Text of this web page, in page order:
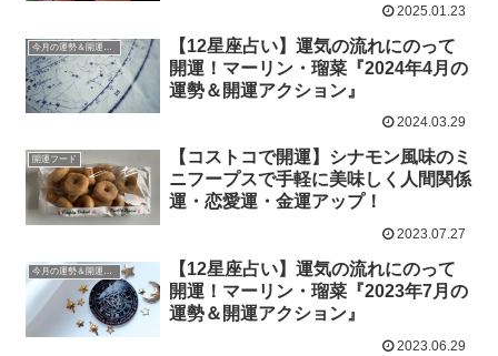
2025.01.23
今月の運勢＆開運アクション
【12星座占い】運気の流れにのって
開運！マーリン・瑠菜『2024年4月の
運勢＆開運アクション』
2024.03.29
開運フード
【コストコで開運】シナモン風味のミ
ニフープスで手軽に美味しく人間関係
運・恋愛運・金運アップ！
2023.07.27
今月の運勢＆開運アクション
【12星座占い】運気の流れにのって
開運！マーリン・瑠菜『2023年7月の
運勢＆開運アクション』
2023.06.29